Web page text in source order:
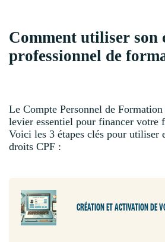
Comment utiliser son
professionnel de
Le Compte Personnel de
levier essentiel pour financer votre
Voici les 3 étapes clés pour utiliser
droits CPF :
CRÉATION ET ACTIVATION DE